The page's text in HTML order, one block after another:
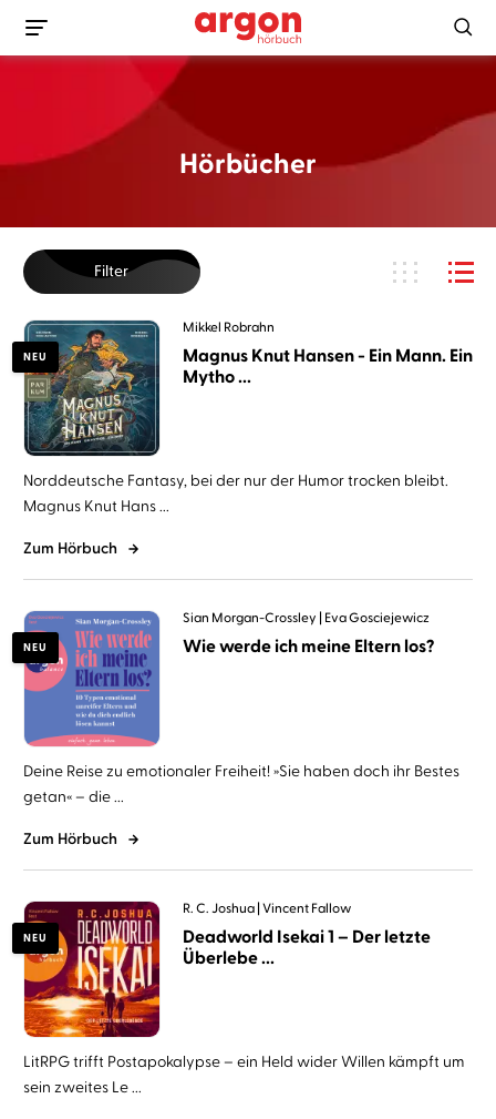
Hörbücher
Filter
NEU
Mikkel Robrahn
Magnus Knut Hansen - Ein Mann. Ein
Mytho ...
Norddeutsche Fantasy, bei der nur der Humor trocken bleibt.
Magnus Knut Hans ...
Zum Hörbuch
NEU
Sian Morgan-Crossley Eva Gosciejewicz
Wie werde ich meine Eltern los?
Deine Reise zu emotionaler Freiheit! »Sie haben doch ihr Bestes
getan« – die ...
Zum Hörbuch
NEU
R. C. Joshua Vincent Fallow
Deadworld Isekai 1 – Der letzte
Überlebe ...
LitRPG trifft Postapokalypse – ein Held wider Willen kämpft um
sein zweites Le ...